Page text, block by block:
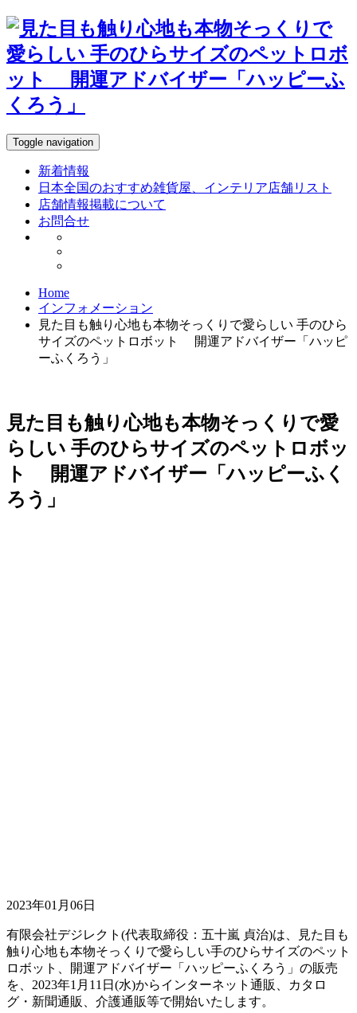
Toggle navigation
新着情報
日本全国のおすすめ雑貨屋、インテリア店舗リスト
店舗情報掲載について
お問合せ
Home
インフォメーション
見た目も触り心地も本物そっくりで愛らしい 手のひら
サイズのペットロボット 開運アドバイザー「ハッピ
ーふくろう」
見た目も触り心地も本物そっくりで愛
らしい 手のひらサイズのペットロボッ
ト 開運アドバイザー「ハッピーふく
ろう」
2023年01月06日
有限会社デジレクト(代表取締役：五十嵐 貞治)は、見た目も
触り心地も本物そっくりで愛らしい手のひらサイズのペット
ロボット、開運アドバイザー「ハッピーふくろう」の販売
を、2023年1月11日(水)からインターネット通販、カタロ
グ・新聞通販、介護通販等で開始いたします。